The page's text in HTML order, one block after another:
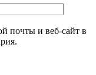
почты и веб-сайт в